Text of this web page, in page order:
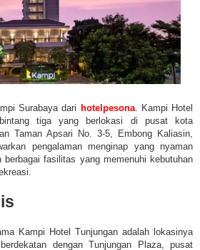
Surabaya dari hotelpesona. Kampi Hotel
tiga yang berlokasi di pusat kota
Taman Apsari No. 3-5, Embong Kaliasin,
pengalaman menginap yang nyaman
berbagai fasilitas yang memenuhi kebutuhan
Kampi Hotel Tunjungan adalah lokasinya
dengan Tunjungan Plaza, pusat